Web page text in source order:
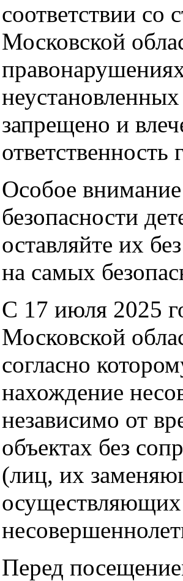
соответствии со
Московской
запрещено и
ответственность
Особое
безопасности
оставляйте их
на самых
С 17 июля 2025
Московской
согласно
нахождение
независимо от
объектах без
(лиц, их
Перед